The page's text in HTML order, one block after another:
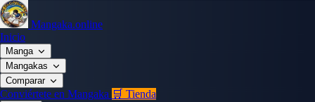
Mangaka.online
Inicio
Manga
Mangakas
Comparar
Conviértete en Mangaka 🛒 Tienda